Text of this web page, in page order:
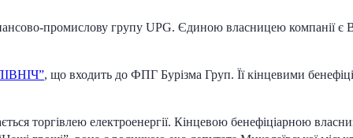
промислову групу UPG. Єдиною власницею компанії
, що входить до ФПГ Бурізма Груп. Її кінцевими
торгівлею електроенергії. Кінцевою бенефіціарною